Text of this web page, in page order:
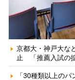
京都大・神戸大な
止 「推薦入試の
「30種類以上の